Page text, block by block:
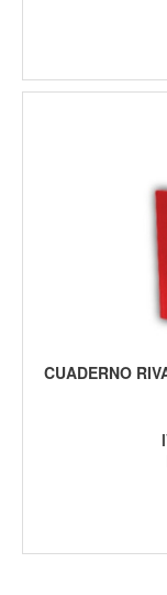
CUADERNO